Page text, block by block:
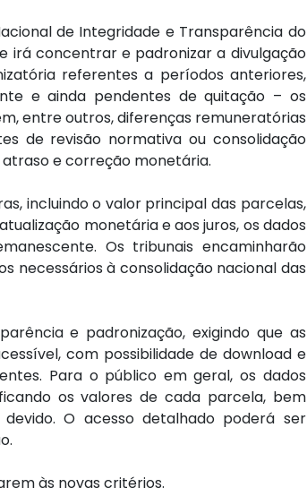
de Integridade e Transparência do
irá concentrar e padronizar a divulgação
referentes a períodos anteriores,
e ainda pendentes de quitação – os
entre outros, diferenças remuneratórias
de revisão normativa ou consolidação
e correção monetária.
incluindo o valor principal das parcelas,
monetária e aos juros, os dados
Os tribunais encaminharão
necessários à consolidação nacional das
e padronização, exigindo que as
com possibilidade de download e
Para o público em geral, os dados
os valores de cada parcela, bem
O acesso detalhado poderá ser
às novas critérios.